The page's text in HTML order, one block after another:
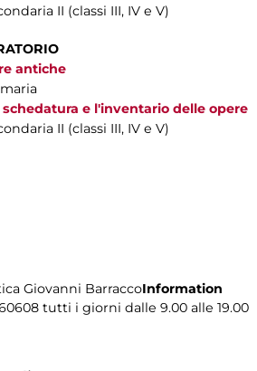
II (classi III, IV e V)
antiche
schedatura e l'inventario delle opere
II (classi III, IV e V)
Giovanni BarraccoInformation
tutti i giorni dalle 9.00 alle 19.00